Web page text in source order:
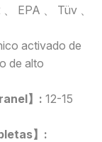
EPA 、 Tüv 、
activado de
de alto
】: 12-15
】: